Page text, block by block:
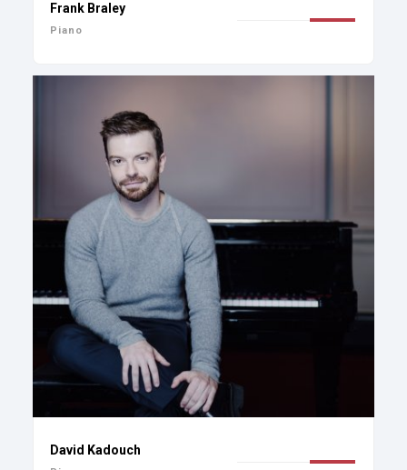
Frank Braley
Piano
David Kadouch